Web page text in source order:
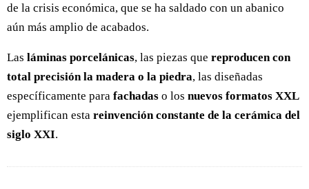
de la crisis económica, que se ha saldado con un abanico
aún más amplio de acabados.
Las láminas porcelánicas, las piezas que reproducen con
total precisión la madera o la piedra, las diseñadas
específicamente para fachadas o los nuevos formatos XXL
ejemplifican esta reinvención constante de la cerámica del
siglo XXI.